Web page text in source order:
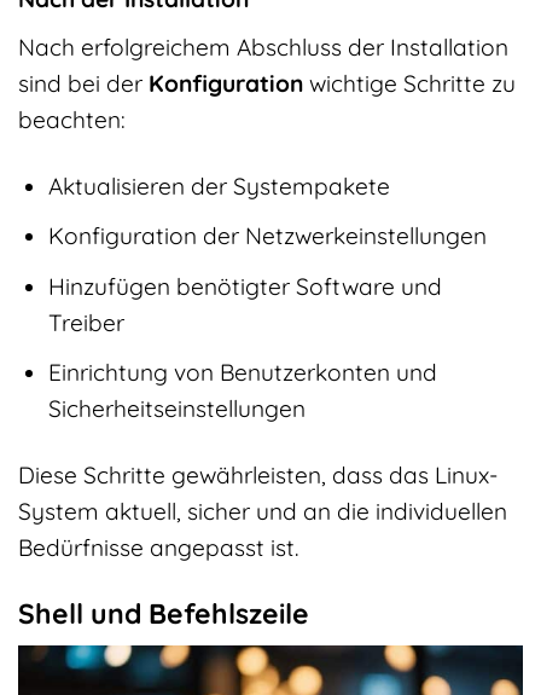
Nach erfolgreichem Abschluss der Installation
sind bei der Konfiguration wichtige Schritte zu
beachten:
Aktualisieren der Systempakete
Konfiguration der Netzwerkeinstellungen
Hinzufügen benötigter Software und
Treiber
Einrichtung von Benutzerkonten und
Sicherheitseinstellungen
Diese Schritte gewährleisten, dass das Linux-
System aktuell, sicher und an die individuellen
Bedürfnisse angepasst ist.
Shell und Befehlszeile